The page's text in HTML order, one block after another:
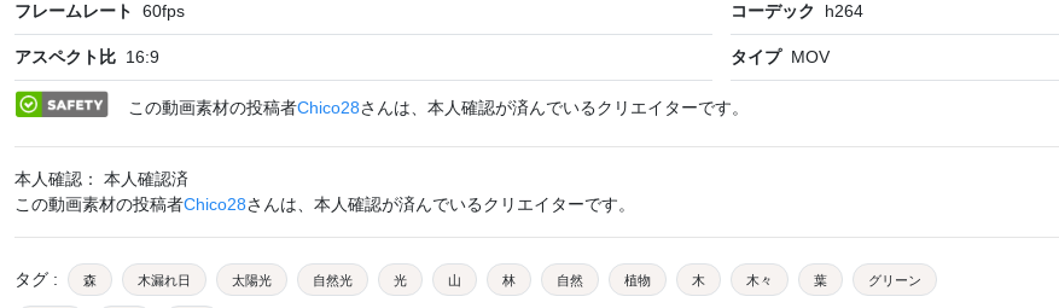
フレームレート 60fps
アスペクト比 16:9
コーデック h264
タイプ MOV
この動画素材の投稿者Chico28さんは、本人確認が済んでいるクリエイターです。
本人確認： 本人確認済
この動画素材の投稿者Chico28さんは、本人確認が済んでいるクリエイターです。
タグ : 森 木漏れ日 太陽光 自然光 光 山 林 自然 植物 木 木々 葉 グリーン